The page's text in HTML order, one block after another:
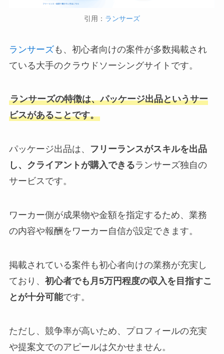
引用： ランサーズ
ランサーズも、初心者向けの案件が多数掲載され
ている大手のクラウドソーシングサイトです。
ランサーズの特徴は、パッケージ出品というサー
ビスがあることです。
パッケージ出品は、
フリーランスがスキルを出品
し、クライアントが購入できるランサーズ独自の
サービスです。
ワーカー側が成果物や金額を指定するため、業務
の内容や報酬をワーカー自信が設定できます。
掲載されている案件も初心者向けの業務が充実し
ており、 初心者でも月5万円程度の収入を目指すこ
とが十分可能です。
ただし、競争率が高いため、プロフィールの充実
や提案文でのアピールは欠かせません。